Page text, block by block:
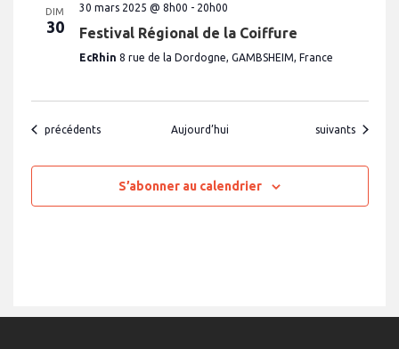
DIM
30
30 mars 2025 @ 8h00 - 20h00
Festival Régional de la Coiffure
EcRhin 8 rue de la Dordogne, GAMBSHEIM, France
Évènements
précédents Aujourd’hui Évènements
suivants
S’abonner au calendrier